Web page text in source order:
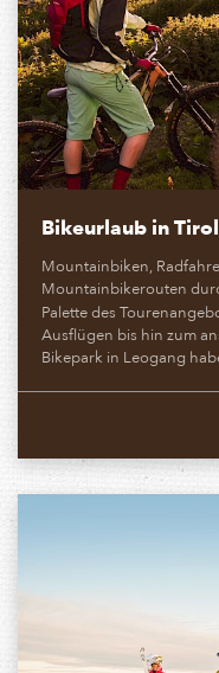
Bikeurlaub in
Mountainbiken,
Mountainbikerouten
Palette des
Ausflügen bis hin zum
Bikepark in Leogang